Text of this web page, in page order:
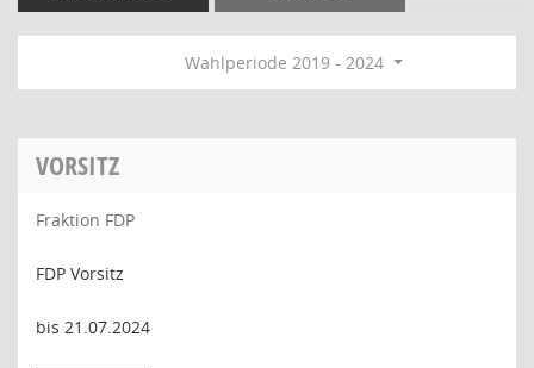
Wahlperiode 2019 - 2024
VORSITZ
Fraktion FDP
FDP Vorsitz
bis 21.07.2024